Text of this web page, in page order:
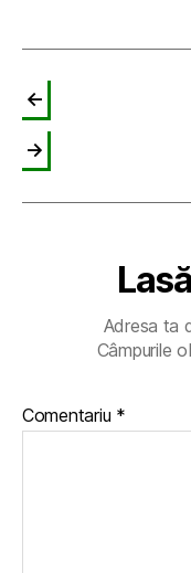
←
→
Adresa ta
Câmpurile
Comentariu *